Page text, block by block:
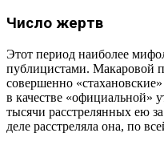
Число жертв
Этот период наиболее
публицистами. Макаровой
совершенно
в качестве «официальной»
тысячи расстрелянных ею
деле расстреляла она, по